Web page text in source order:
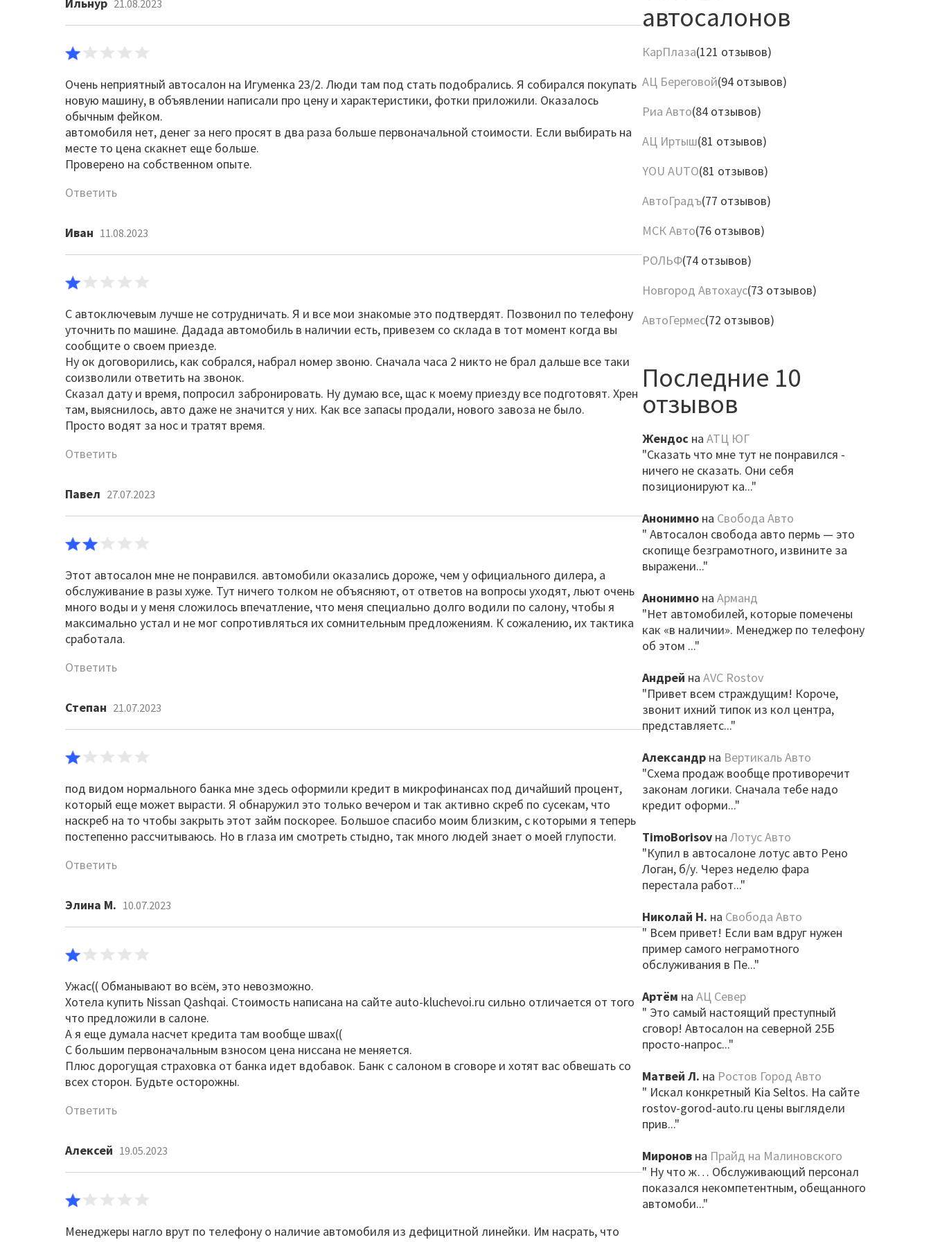
21.08.2023
Очень неприятный автосалон на Игуменка 23/2. Люди там под стать подобрались. Я собирался покупать
новую машину, в объявлении написали про цену и характеристики, фотки приложили. Оказалось
обычным фейком.
автомобиля нет, денег за него просят в два раза больше первоначальной стоимости. Если выбирать на
месте то цена скакнет еще больше.
Проверено на собственном опыте.
Ответить
Иван 11.08.2023
С автоключевым лучше не сотрудничать. Я и все мои знакомые это подтвердят. Позвонил по телефону
уточнить по машине. Дадада автомобиль в наличии есть, привезем со склада в тот момент когда вы
сообщите о своем приезде.
Ну ок договорились, как собрался, набрал номер звоню. Сначала часа 2 никто не брал дальше все таки
соизволили ответить на звонок.
Сказал дату и время, попросил забронировать. Ну думаю все, щас к моему приезду все подготовят. Хрен
там, выяснилось, авто даже не значится у них. Как все запасы продали, нового завоза не было.
Просто водят за нос и тратят время.
Ответить
Павел 27.07.2023
Этот автосалон мне не понравился. автомобили оказались дороже, чем у официального дилера, а
обслуживание в разы хуже. Тут ничего толком не объясняют, от ответов на вопросы уходят, льют очень
много воды и у меня сложилось впечатление, что меня специально долго водили по салону, чтобы я
максимально устал и не мог сопротивляться их сомнительным предложениям. К сожалению, их тактика
сработала.
Ответить
Степан 21.07.2023
под видом нормального банка мне здесь оформили кредит в микрофинансах под дичайший процент,
который еще может вырасти. Я обнаружил это только вечером и так активно скреб по сусекам, что
наскреб на то чтобы закрыть этот займ поскорее. Большое спасибо моим близким, с которыми я теперь
постепенно рассчитываюсь. Но в глаза им смотреть стыдно, так много людей знает о моей глупости.
Ответить
Элина М. 10.07.2023
Ужас(( Обманывают во всём, это невозможно.
Хотела купить Nissan Qashqai. Стоимость написана на сайте auto-kluchevoi.ru сильно отличается от того
что предложили в салоне.
А я еще думала насчет кредита там вообще швах((
С большим первоначальным взносом цена ниссана не меняется.
Плюс дорогущая страховка от банка идет вдобавок. Банк с салоном в сговоре и хотят вас обвешать со
всех сторон. Будьте осторожны.
Ответить
Алексей 19.05.2023
Менеджеры нагло врут по телефону о наличие автомобиля из дефицитной линейки. Им насрать, что
автосалонов
КарПлаза(121 отзывов)
АЦ Береговой(94 отзывов)
Риа Авто(84 отзывов)
АЦ Иртыш(81 отзывов)
YOU AUTO(81 отзывов)
АвтоГрадъ(77 отзывов)
МСК Авто(76 отзывов)
РОЛЬФ(74 отзывов)
Новгород Автохаус(73 отзывов)
АвтоГермес(72 отзывов)
Последние 10
отзывов
Жендосна АТЦ ЮГ
"Сказать что мне тут не понравился -
ничего не сказать. Они себя
позиционируют ка..."
Анонимнона Свобода Авто
" Автосалон свобода авто пермь — это
скопище безграмотного, извините за
выражени..."
Анонимнона Арманд
"Нет автомобилей, которые помечены
как «в наличии». Менеджер по телефону
об этом ..."
Андрей на AVC Rostov
"Привет всем страждущим! Короче,
звонит ихний типок из кол центра,
представляетс..."
Александрна Вертикаль Авто
"Схема продаж вообще противоречит
законам логики. Сначала тебе надо
кредит оформи..."
TimoBorisovна Лотус Авто
"Купил в автосалоне лотус авто Рено
Логан, б/у. Через неделю фара
перестала работ..."
Николай Н. на Свобода Авто
" Всем привет! Если вам вдруг нужен
пример самого неграмотного
обслуживания в Пе..."
Артём на АЦ Север
" Это самый настоящий преступный
сговор! Автосалон на северной 25Б
просто-напрос..."
Матвей Л. на Ростов Город Авто
" Искал конкретный Kia Seltos. На сайте
rostov-gorod-auto.ru цены выглядели
прив..."
Мироновна Прайд на Малиновского
" Ну что ж… Обслуживающий персонал
показался некомпетентным, обещанного
автомоби..."